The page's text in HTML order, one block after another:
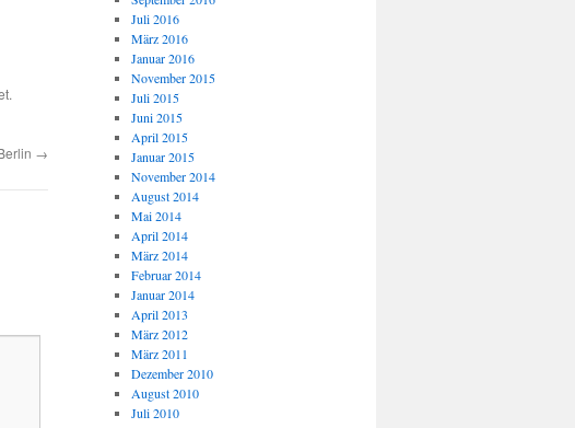
→
Juli 2016
März 2016
Januar 2016
November 2015
Juli 2015
Juni 2015
April 2015
Januar 2015
November 2014
August 2014
Mai 2014
April 2014
März 2014
Februar 2014
Januar 2014
April 2013
März 2012
März 2011
Dezember 2010
August 2010
Juli 2010